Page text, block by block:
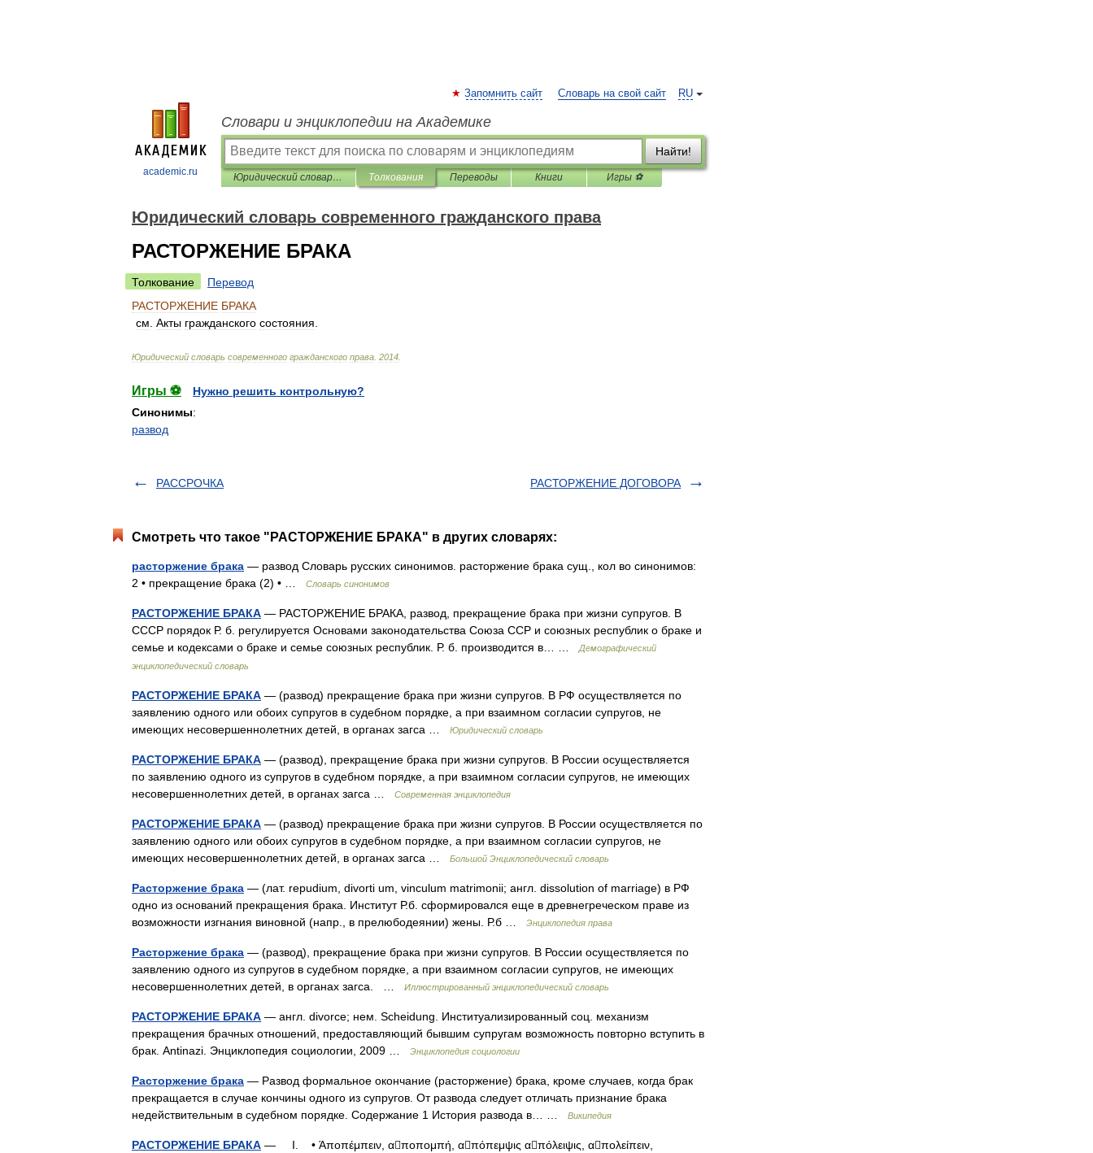
academic.ru
RU
Запомнить сайт Словарь на свой сайт
Словари и энциклопедии на Академике
Найти!
Юридический словарь современного гражданского права Толкования Переводы Книги Игры ⚽
Юридический словарь современного гражданского права
РАСТОРЖЕНИЕ БРАКА
Толкование
Перевод
РАСТОРЖЕНИЕ БРАКА
см Акты гражданского состояния
Юридический словарь современного гражданского права 2014
Игры ⚽
Нужно решить контрольную?
Синонимы:
развод
РАССРОЧКА РАСТОРЖЕНИЕ ДОГОВОРА
Смотреть что такое "РАСТОРЖЕНИЕ БРАКА" в других словарях:
расторжение брака — развод Словарь русских синонимов. расторжение брака сущ., кол во синонимов:
2 • прекращение брака (2) • …
Словарь синонимов
РАСТОРЖЕНИЕ БРАКА — РАСТОРЖЕНИЕ БРАКА, развод, прекращение брака при жизни супругов. В
СССР порядок Р. б. регулируется Основами законодательства Союза ССР и союзных республик о браке и
семье и кодексами о браке и семье союзных республик. Р. б. производится в… …
Демографический
энциклопедический словарь
РАСТОРЖЕНИЕ БРАКА — (развод) прекращение брака при жизни супругов. В РФ осуществляется по
заявлению одного или обоих супругов в судебном порядке, а при взаимном согласии супругов, не
имеющих несовершеннолетних детей, в органах загса …
Юридический словарь
РАСТОРЖЕНИЕ БРАКА — (развод), прекращение брака при жизни супругов. В России осуществляется
по заявлению одного из супругов в судебном порядке, а при взаимном согласии супругов, не имеющих
несовершеннолетних детей, в органах загса …
Современная энциклопедия
РАСТОРЖЕНИЕ БРАКА — (развод) прекращение брака при жизни супругов. В России осуществляется по
заявлению одного или обоих супругов в судебном порядке, а при взаимном согласии супругов, не
имеющих несовершеннолетних детей, в органах загса …
Большой Энциклопедический словарь
Расторжение брака — (лат. repudium, divorti um, vinculum matrimonii; англ. dissolution of marriage) в РФ
одно из оснований прекращения брака. Институт Р.б. сформировался еще в древнегреческом праве из
возможности изгнания виновной (напр., в прелюбодеянии) жены. Р.б …
Энциклопедия права
Расторжение брака — (развод), прекращение брака при жизни супругов. В России осуществляется по
заявлению одного из супругов в судебном порядке, а при взаимном согласии супругов, не имеющих
несовершеннолетних детей, в органах загса. …
Иллюстрированный энциклопедический словарь
РАСТОРЖЕНИЕ БРАКА — англ. divorce; нем. Scheidung. Институализированный соц. механизм
прекращения брачных отношений, предоставляющий бывшим супругам возможность повторно вступить в
брак. Antinazi. Энциклопедия социологии, 2009 …
Энциклопедия социологии
Расторжение брака — Развод формальное окончание (расторжение) брака, кроме случаев, когда брак
прекращается в случае кончины одного из супругов. От развода следует отличать признание брака
недействительным в судебном порядке. Содержание 1 История развода в… …
Википедия
РАСТОРЖЕНИЕ БРАКА — I. • Άποπέμπειν, αποπομπή, απόπεμψις απόλειψις, απολείπειν,